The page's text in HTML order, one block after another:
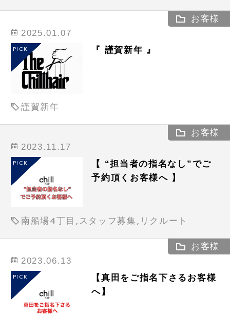
お客様
2025.01.07
PICK 『 謹賀新年 』
謹賀新年
お客様
2023.11.17
PICK
【 “担当者の指名なし”でご
予約頂くお客様へ 】
南船場4丁目,スタッフ募集,リクルート
お客様
2023.06.13
PICK
【真田をご指名下さるお客様
へ】